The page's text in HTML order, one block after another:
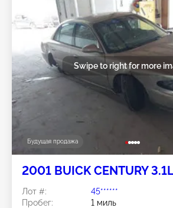
Будущая продажа
Swipe to right for more
2001 BUICK CENTURY
Лот #:
45******
Пробег:
1 миль